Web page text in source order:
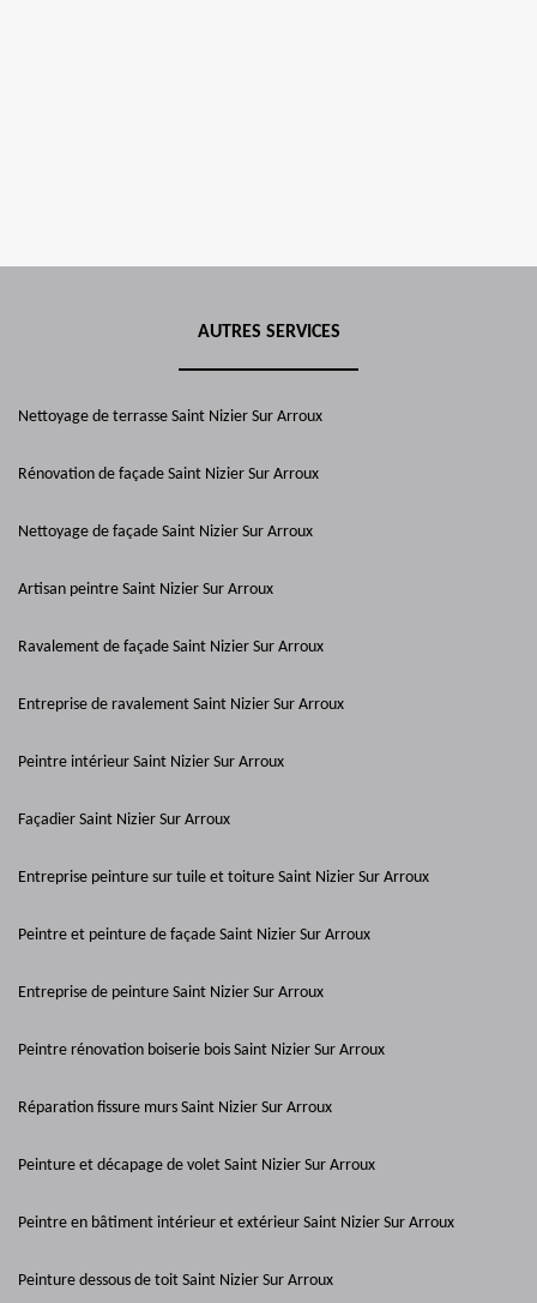
AUTRES SERVICES
Nettoyage de terrasse Saint Nizier Sur Arroux
Rénovation de façade Saint Nizier Sur Arroux
Nettoyage de façade Saint Nizier Sur Arroux
Artisan peintre Saint Nizier Sur Arroux
Ravalement de façade Saint Nizier Sur Arroux
Entreprise de ravalement Saint Nizier Sur Arroux
Peintre intérieur Saint Nizier Sur Arroux
Façadier Saint Nizier Sur Arroux
Entreprise peinture sur tuile et toiture Saint Nizier Sur Arroux
Peintre et peinture de façade Saint Nizier Sur Arroux
Entreprise de peinture Saint Nizier Sur Arroux
Peintre rénovation boiserie bois Saint Nizier Sur Arroux
Réparation fissure murs Saint Nizier Sur Arroux
Peinture et décapage de volet Saint Nizier Sur Arroux
Peintre en bâtiment intérieur et extérieur Saint Nizier Sur Arroux
Peinture dessous de toit Saint Nizier Sur Arroux